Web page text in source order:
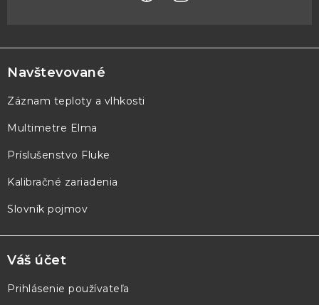
á
p
ä
e
Navštevované
Záznam teploty a vlhkosti
Multimetre Elma
Príslušenstvo Fluke
Kalibračné zariadenia
Slovník pojmov
Váš účet
Prihlásenie používateľa